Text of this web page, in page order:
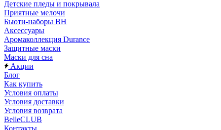
Детские пледы и покрывала
Приятные мелочи
Бьюти-наборы ВН
Аксессуары
Аромаколлекция Durance
Защитные маски
Маски для сна
Акции
Блог
Как купить
Условия оплаты
Условия доставки
Условия возврата
BelleCLUB